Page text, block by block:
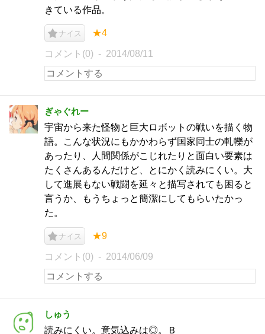
きている作品。
ナイス ★4
コメント(0) 2014/08/11
ぎゃぐれー
宇宙から来た怪物と巨大ロボットの戦いを描く物
語。こんな状況にもかかわらず国家同士の軋轢が
あったり、人間関係がこじれたりと面白い要素は
たくさんあるんだけど、とにかく読みにくい。大
して進展もない戦闘を延々と描写されても困ると
言うか、もうちょっと簡潔にしてもらいたかっ
た。
ナイス ★9
コメント(0) 2014/06/09
しゅう
読みにくい。意気込みは◎。Ｂ